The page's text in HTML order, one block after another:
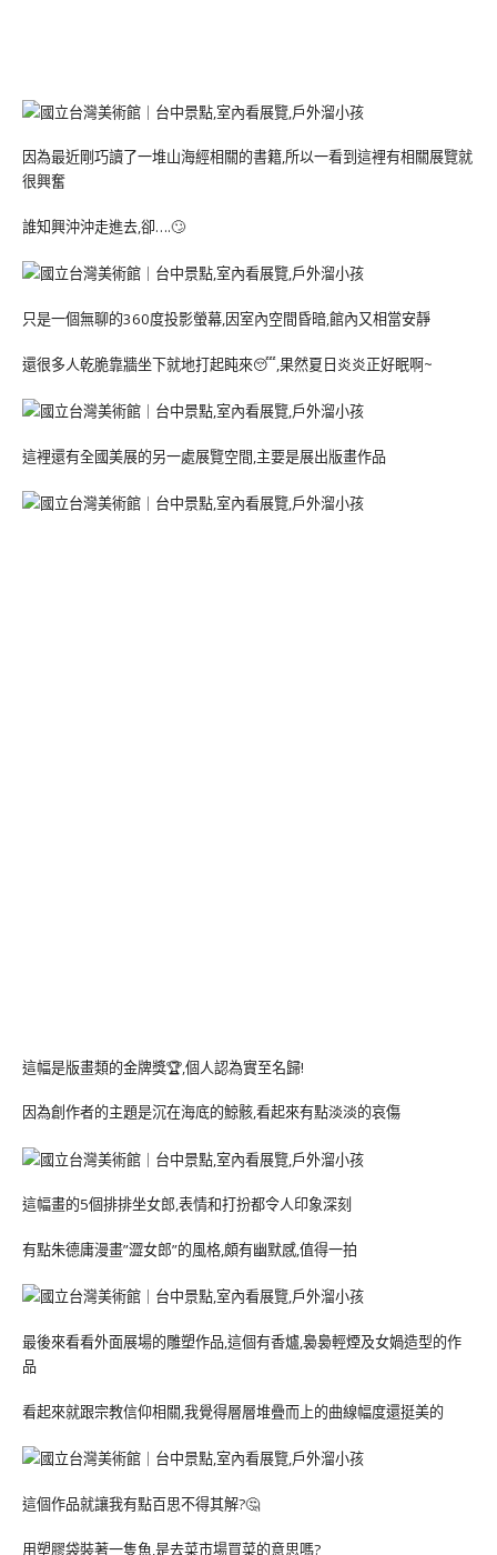
因為最近剛巧讀了一堆山海經相關的書籍,所以一看到這裡有相關展覽就
很興奮
誰知興沖沖走進去,卻….🙄
只是一個無聊的360度投影螢幕,因室內空間昏暗,館內又相當安靜
還很多人乾脆靠牆坐下就地打起盹來😴,果然夏日炎炎正好眠啊~
這裡還有全國美展的另一處展覽空間,主要是展出版畫作品
這幅是版畫類的金牌獎🏆,個人認為實至名歸!
因為創作者的主題是沉在海底的鯨骸,看起來有點淡淡的哀傷
這幅畫的5個排排坐女郎,表情和打扮都令人印象深刻
有點朱德庸漫畫”澀女郎”的風格,頗有幽默感,值得一拍
最後來看看外面展場的雕塑作品,這個有香爐,裊裊輕煙及女媧造型的作
品
看起來就跟宗教信仰相關,我覺得層層堆疊而上的曲線幅度還挺美的
這個作品就讓我有點百思不得其解?🤔
用塑膠袋裝著一隻魚,是去菜市場買菜的意思嗎?